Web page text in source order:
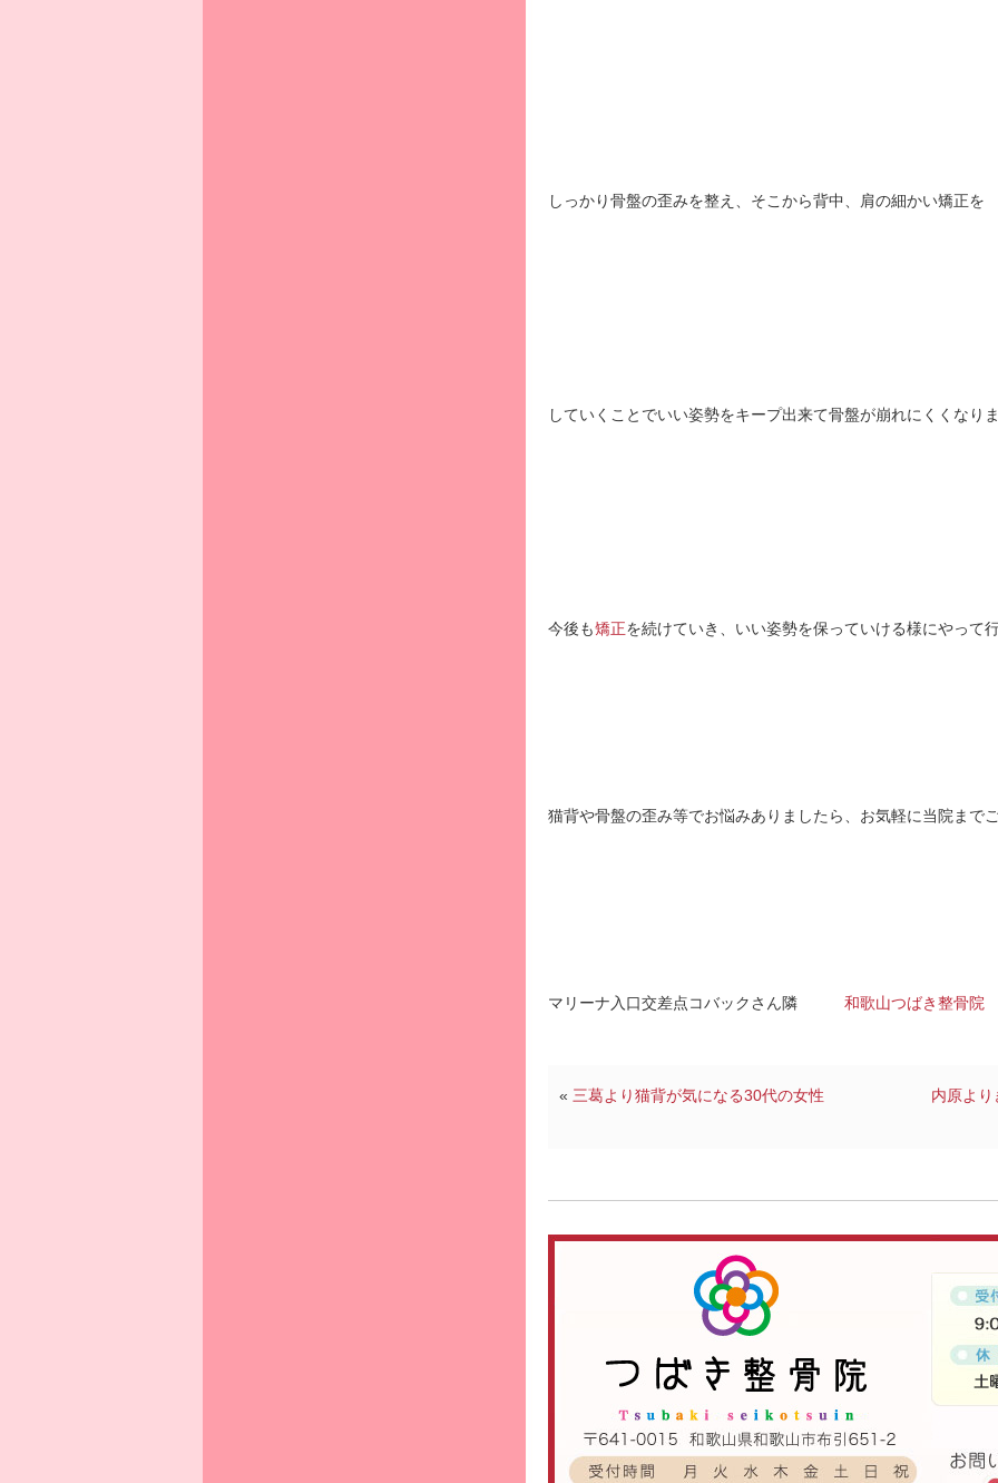
しっかり骨盤の歪みを整え、そこから背中、肩の細かい矯正を
していくことでいい姿勢をキープ出来て骨盤が崩れにくくなり
今後も矯正を続けていき、いい姿勢を保っていける様にやって
猫背や骨盤の歪み等でお悩みありましたら、お気軽に当院まで
マリーナ入口交差点コバックさん隣 和歌山つばき整骨院
内原よ
« 三葛より猫背が気になる30代の女性